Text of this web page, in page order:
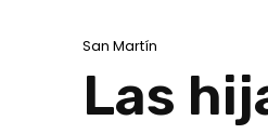
San Martín
Las